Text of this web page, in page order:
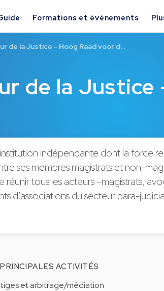
Formations et événements
de la Justice
de la Justice - Hoog Raad voor d…
indépendante dont la force
ses membres magistrats et non-
réunir tous les acteurs –magistrats,
d’associations du secteur para-
PRINCIPALES ACTIVITÉS
et arbitrage/médiation